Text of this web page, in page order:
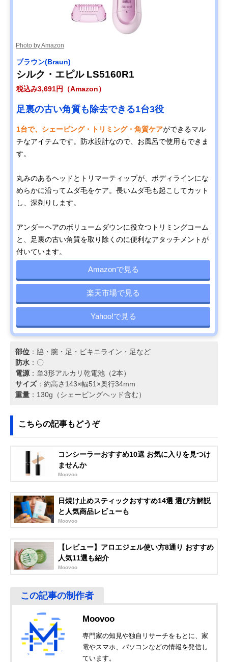
Photo by Amazon
‎ブラウン(Braun)
シルク・エピル LS5160R1
税込み3,691円（Amazon）
足裏の古い角質も除去できる1台3役
1台で、シェービング・トリミング・角質ケアができるマル
チなアイテムです。防水設計なので、お風呂で使用もできま
す。
丸みのあるヘッドとトリマーティップが、ボディラインにな
めらかに沿ってムダ毛をケア。長いムダ毛も起こしてカット
し、深剃りします。
アンダーヘアのボリュームダウンに役立つトリミングコーム
と、足裏の古い角質を取り除くのに便利なアタッチメントが
付いています。
Amazonで見る
楽天市場で見る
Yahoo!で見る
部位 ：脇・腕・足・ビキニライン・足など
防水 ：〇
電源：単3形アルカリ乾電池（2本）
サイズ：約高さ143×幅51×奥行34mm
重量 ：130g（シェービングヘッド含む）
こちらの記事もどうぞ
コンシーラーおすすめ10選 お気に入りを見つけ
ませんか
Moovoo
日焼け止めスティックおすすめ14選 選び方解説
と人気商品レビューも
Moovoo
【レビュー】アロエジェル使い方8通り おすすめ
人気11選も紹介
Moovoo
Moovoo
専門家の知見や独自リサーチをもとに、家
電やスマホ、パソコンなどの情報を発信し
ています。